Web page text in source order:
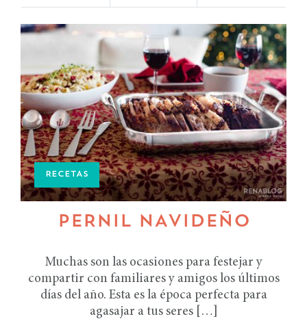
RECETAS
PERNIL NAVIDEÑO
Muchas son las ocasiones para festejar y
compartir con familiares y amigos los últimos
días del año. Esta es la época perfecta para
agasajar a tus seres […]